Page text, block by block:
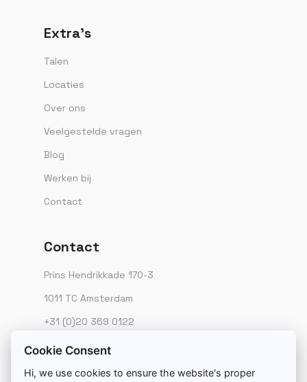
Extra’s
Talen
Locaties
Over ons
Veelgestelde vragen
Blog
Werken bij
Contact
Contact
Prins Hendrikkade 170-3
1011 TC Amsterdam
+31 (0)20 369 0122
info@textwerk.nl
Cookie Consent
Hi, we use cookies to ensure the website's proper